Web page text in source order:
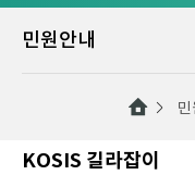
민원안내
KOSIS 길라잡이